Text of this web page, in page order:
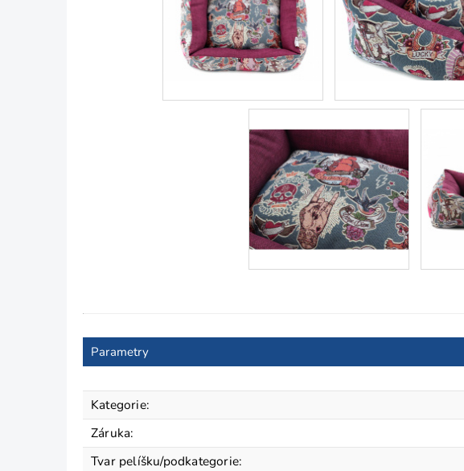
Parametry
Kategorie:
Záruka:
Tvar pelíšku/podkategorie: